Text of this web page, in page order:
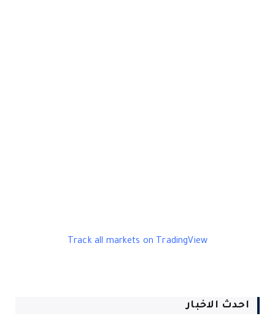
Track all markets on TradingView
احدث الاخبار